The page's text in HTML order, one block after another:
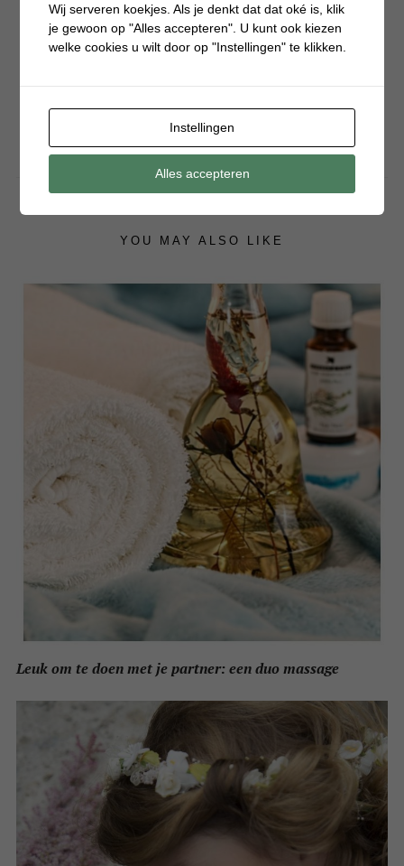
Hi, ik ben Krystle oprichtster van de blog Batboy. Batboy is
opgericht in 2016 en in 2017 is Batboy ingeschreven als bedrijf en
inspirerende blogs over het ouderschap, dagjes uit, fashion,
jongens speelgoed, persoonlijke verhalen en meer.
YOU MAY ALSO LIKE
Leuk om te doen met je partner: een duo massage
Wij serveren koekjes. Als je denkt dat dat oké is, klik
je gewoon op "Alles accepteren". U kunt ook kiezen
welke cookies u wilt door op "Instellingen" te klikken.
Instellingen
Alles accepteren